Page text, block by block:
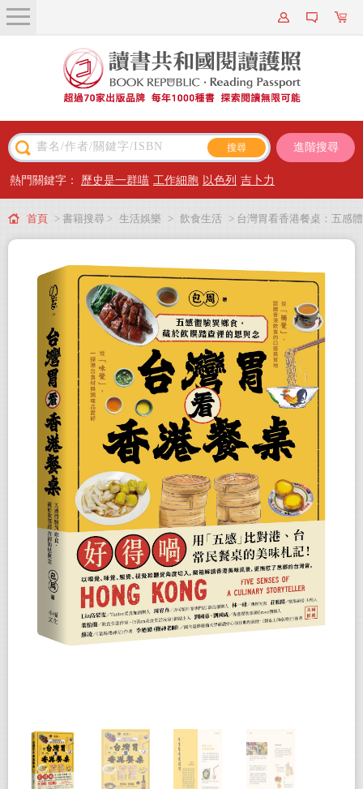
關於我們
近期新書
主題閱讀
出版專區
會員專屬
會員儲值方案
進階搜尋
熱門關鍵字： 歷史是一群喵 工作細胞 以色列 吉卜力
首頁 > 書籍搜尋 > 生活娛樂 > 飲食生活 > 台灣胃看香港餐桌：五感體